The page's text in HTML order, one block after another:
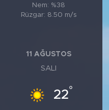
Nem: %38
Rüzgar: 8.50 m/s
11 AĞUSTOS
SALI
22°